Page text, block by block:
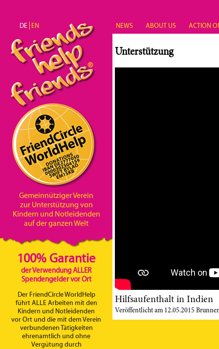
Gemeinnütziger Verein
zur Unterstützung von
Kindern und Notleidenden
auf der ganzen Welt
100% Garantie
der Verwendung ALLER
Spendengelder vor Ort
Der FriendCircle WorldHelp
führt ALLE Arbeiten mit den
Kindern und Notleidenden
vor Ort und die mit dem Verein
verbundenen Tätigkeiten
ehrenamtlich und ohne
Vergütung durch
DE EN NEWS ABOUT US ACTION
Unterstützung
Hilfsaufenthalt in Indien
Veröffentlicht am 12.05.2015